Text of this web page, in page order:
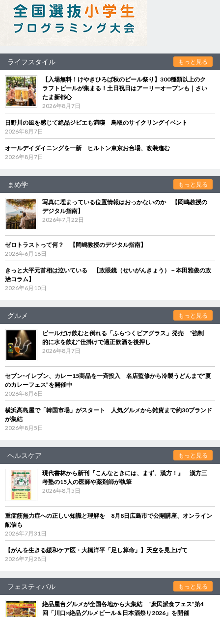
ライフスタイル もっと見る
【入場無料！けやきひろば秋のビール祭り】300種類以上のク
ラフトビールが集まる！土日祝日はアーリーオープンも｜さい
たま新都心
2026年8月7日
日野川の風を感じて絶品ジビエも満喫 鳥取のサイクリングイベント
2026年8月7日
オールデイダイニングを一新 ヒルトン東京お台場、改装進む
2026年8月7日
まめ学 もっと見る
写真に埋まっている位置情報はおっかないのか 【岡嶋教授の
デジタル指南】
2026年7月22日
ゼロトラストって何？ 【岡嶋教授のデジタル指南】
2026年6月18日
きっと大平元首相は泣いている 【政眼鏡（せいがんきょう）－本田雅俊の政
治コラム】
2026年6月10日
グルメ もっと見る
ビールだけ飲むと倒れる「ふらつくビアグラス」発売 “強制
的に水を飲む”仕掛けで適正飲酒を後押し
2026年8月7日
セブン‐イレブン、カレー15商品を一斉投入 名店監修から冷製うどんまで“夏
のカレーフェス”を開催中
2026年8月6日
横浜高島屋で「韓国市場」がスタート 人気グルメから雑貨まで約30ブランド
が集結
2026年8月5日
ヘルスケア もっと見る
現代書林から新刊『こんなときには、まず、漢方！』 漢方三
考塾の15人の医師や薬剤師が執筆
2026年8月5日
重症筋無力症への正しい知識と理解を 8月8日広島市で公開講座、オンライン
配信も
2026年7月31日
【がんを生きる緩和ケア医・大橋洋平「足し算命」】天空を見上げて
2026年7月28日
フェスティバル もっと見る
絶品屋台グルメが全国各地から大集結 “庶民派食フェス”第4
回「川口×絶品グルメビール＆日本酒祭り2026」を開催